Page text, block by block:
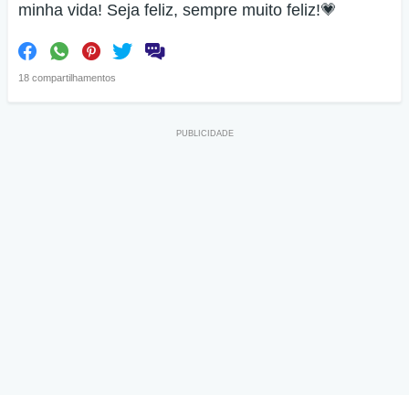
minha vida! Seja feliz, sempre muito feliz!💗
18 compartilhamentos